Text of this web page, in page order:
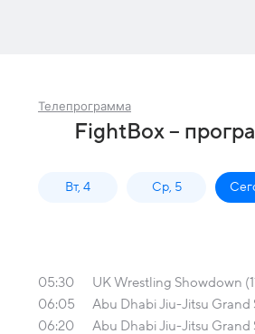
Телепрограмма
FightBox –
Вт, 4 Ср, 5
05:30
UK Wrestling Showdown
06:05
Abu Dhabi Jiu-Jitsu Grand
06:20
Abu Dhabi Jiu-Jitsu Grand